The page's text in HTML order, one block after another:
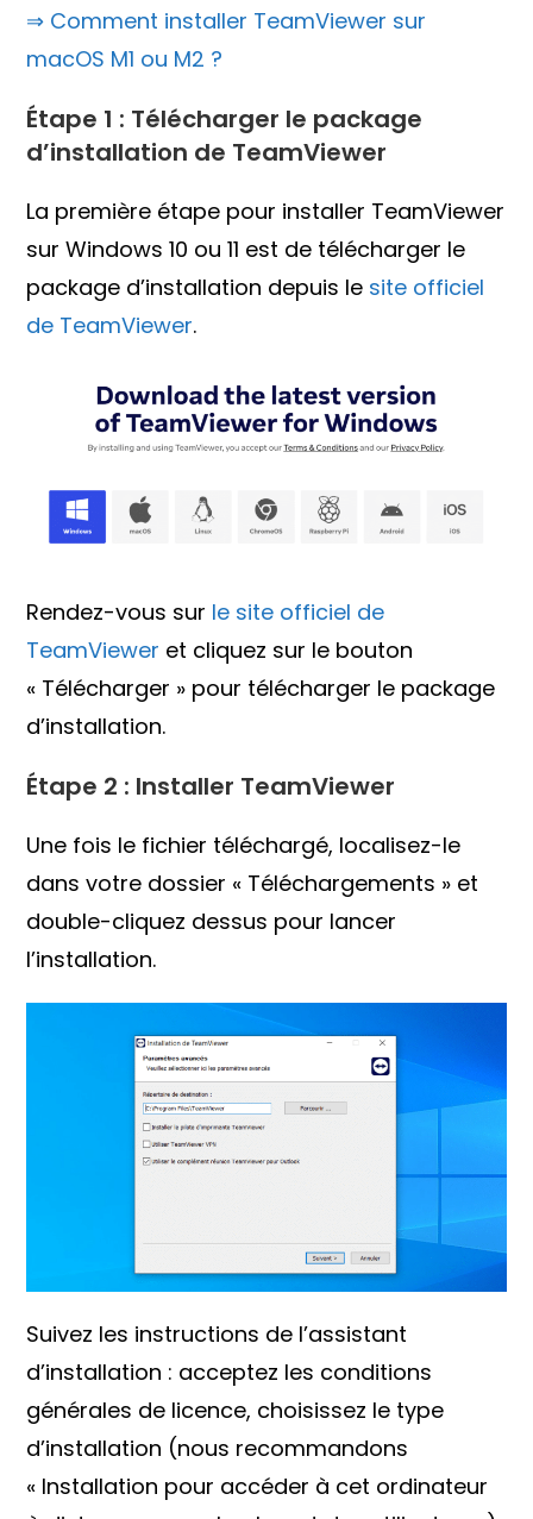
⇒ Comment installer TeamViewer sur
macOS M1 ou M2 ?
Étape 1 : Télécharger le package
d’installation de TeamViewer
La première étape pour installer TeamViewer
sur Windows 10 ou 11 est de télécharger le
package d’installation depuis le site officiel
de TeamViewer.
Rendez-vous sur le site officiel de
TeamViewer et cliquez sur le bouton
« Télécharger » pour télécharger le package
d’installation.
Étape 2 : Installer TeamViewer
Une fois le fichier téléchargé, localisez-le
dans votre dossier « Téléchargements » et
double-cliquez dessus pour lancer
l’installation.
Suivez les instructions de l’assistant
d’installation : acceptez les conditions
générales de licence, choisissez le type
d’installation (nous recommandons
« Installation pour accéder à cet ordinateur